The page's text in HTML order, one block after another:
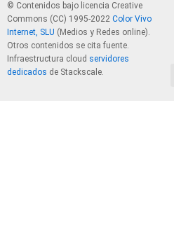
© Contenidos bajo licencia Creative
Commons (CC) 1995-2022 Color Vivo
Internet, SLU (Medios y Redes online).
Otros contenidos se cita fuente.
Infraestructura cloud servidores
dedicados de Stackscale.